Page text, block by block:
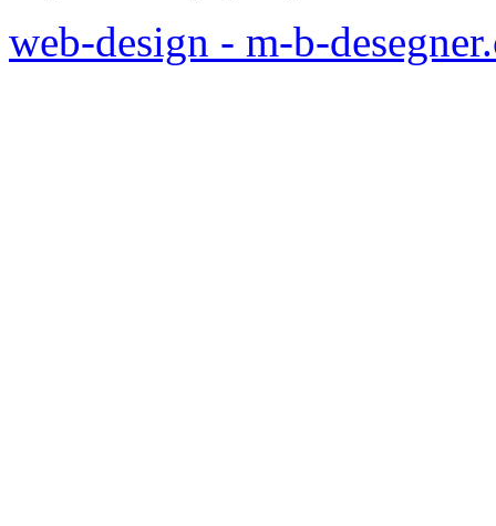
web-design - m-b-